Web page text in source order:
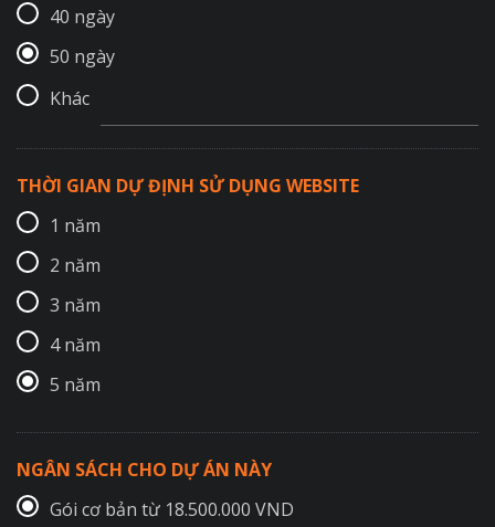
40 ngày
50 ngày
Khác
THỜI GIAN DỰ ĐỊNH SỬ DỤNG WEBSITE
1 năm
2 năm
3 năm
4 năm
5 năm
NGÂN SÁCH CHO DỰ ÁN NÀY
Gói cơ bản từ 18.500.000 VND